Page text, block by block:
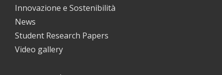
Innovazione e Sostenibilità
News
Student Research Papers
Video gallery